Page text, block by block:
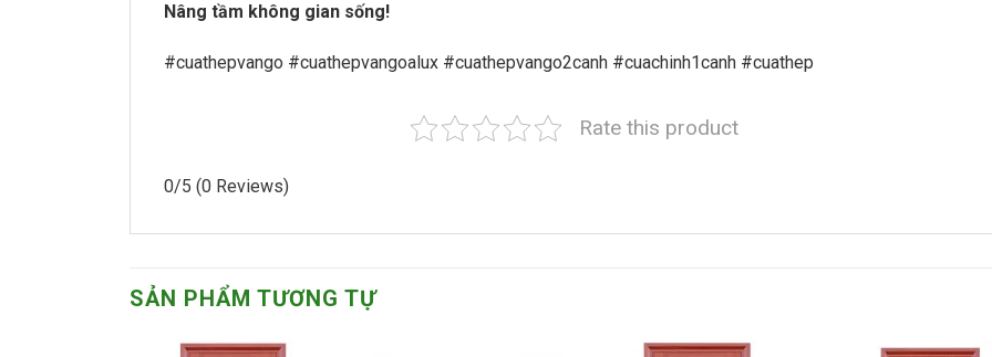
Nâng tầm không gian sống!
#cuathepvango #cuathepvangoalux #cuathepvango2canh #cuachinh1canh #cuathep
Rate this product
0/5 (0 Reviews)
SẢN PHẨM TƯƠNG TỰ